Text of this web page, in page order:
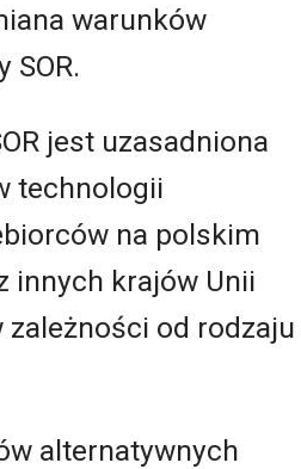
warunków
SOR.
jest uzasadniona
technologii
na polskim
innych krajów Unii
zależności od rodzaju
alternatywnych